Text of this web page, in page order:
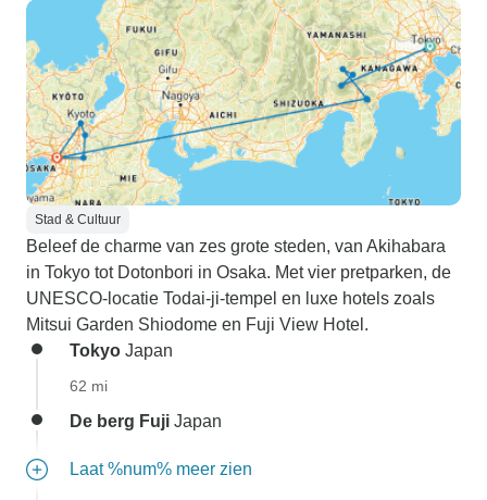
Stad & Cultuur
Beleef de charme van zes grote steden, van Akihabara
in Tokyo tot Dotonbori in Osaka. Met vier pretparken, de
UNESCO-locatie Todai-ji-tempel en luxe hotels zoals
Mitsui Garden Shiodome en Fuji View Hotel.
Tokyo Japan
62 mi
De berg Fuji Japan
Laat %num% meer zien